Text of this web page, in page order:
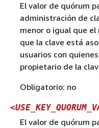
El valor de quórum
administración de
menor o igual que el
que la clave está
usuarios con
propietario de la
Obligatorio: no
El valor de quórum